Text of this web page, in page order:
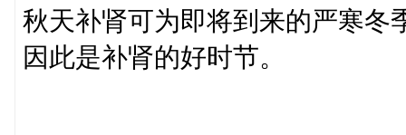
秋天补肾可为即将到来的严寒冬
因此是补肾的好时节。